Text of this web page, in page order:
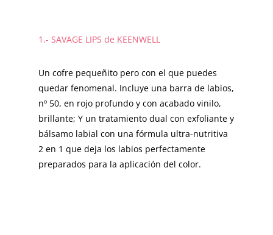
1.- SAVAGE LIPS de KEENWELL
Un cofre pequeñito pero con el que puedes
quedar fenomenal. Incluye una barra de labios,
nº 50, en rojo profundo y con acabado vinilo,
brillante; Y un tratamiento dual con exfoliante y
bálsamo labial con una fórmula ultra-nutritiva
2 en 1 que deja los labios perfectamente
preparados para la aplicación del color.